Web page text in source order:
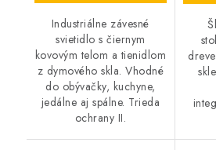
Industriálne závesné
svietidlo s čiernym
kovovým telom a tienidlom
z dymového skla. Vhodné
do obývačky, kuchyne,
jedálne aj spálne. Trieda
ochrany II.